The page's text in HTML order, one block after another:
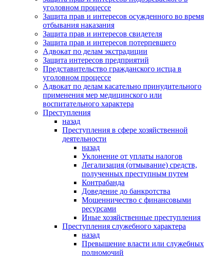
уголовном процессе
Защита прав и интересов осужденного во время
отбывания наказания
Защита прав и интересов свидетеля
Защита прав и интересов потерпевшего
Адвокат по делам экстрадиции
Защита интересов предприятий
Представительство гражданского истца в
уголовном процессе
Адвокат по делам касательно принудительного
применения мер медицинского или
воспитательного характера
Преступления
назад
Преступления в сфере хозяйственной
деятельности
назад
Уклонение от уплаты налогов
Легализация (отмывание) средств,
полученных преступным путем
Контрабанда
Доведение до банкротства
Мошенничество с финансовыми
ресурсами
Иные хозяйственные преступления
Преступления служебного характера
назад
Превышение власти или служебных
полномочий